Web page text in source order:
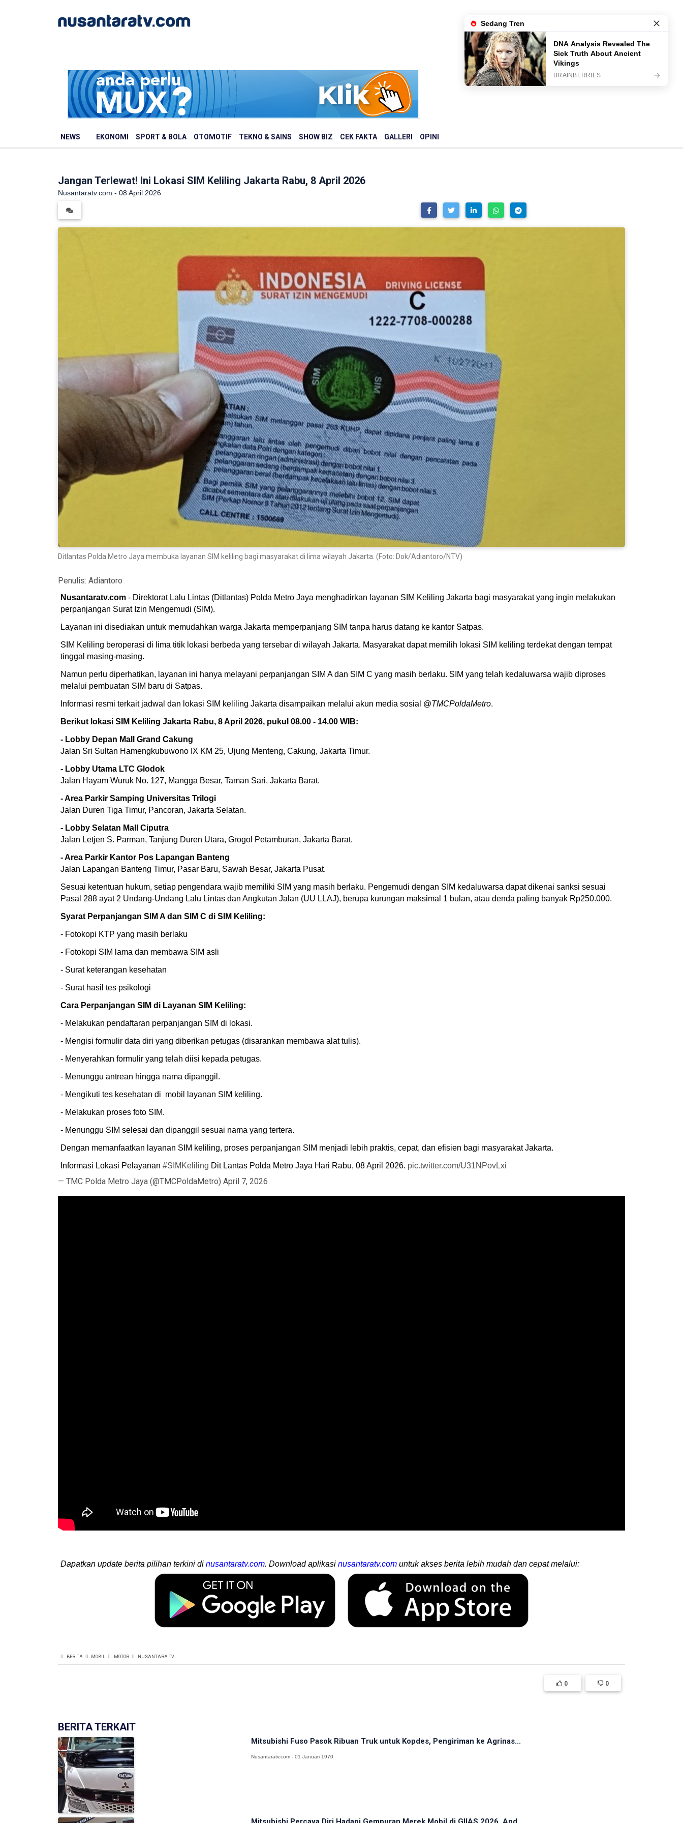
NEWS EKONOMI SPORT & BOLA OTOMOTIF TEKNO & SAINS SHOW BIZ CEK FAKTA GALLERI OPINI
Jangan Terlewat! Ini Lokasi SIM Keliling Jakarta Rabu, 8 April 2026
Nusantaratv.com - 08 April 2026
Ditlantas Polda Metro Jaya membuka layanan SIM keliling bagi masyarakat di lima wilayah Jakarta. (Foto: Dok/Adiantoro/NTV)
Penulis: Adiantoro
Nusantaratv.com - Direktorat Lalu Lintas (Ditlantas) Polda Metro Jaya menghadirkan layanan SIM Keliling Jakarta bagi masyarakat yang ingin melakukan
perpanjangan Surat Izin Mengemudi (SIM).
Layanan ini disediakan untuk memudahkan warga Jakarta memperpanjang SIM tanpa harus datang ke kantor Satpas.
SIM Keliling beroperasi di lima titik lokasi berbeda yang tersebar di wilayah Jakarta. Masyarakat dapat memilih lokasi SIM keliling terdekat dengan tempat
tinggal masing-masing.
Namun perlu diperhatikan, layanan ini hanya melayani perpanjangan SIM A dan SIM C yang masih berlaku. SIM yang telah kedaluwarsa wajib diproses
melalui pembuatan SIM baru di Satpas.
Informasi resmi terkait jadwal dan lokasi SIM keliling Jakarta disampaikan melalui akun media sosial @TMCPoldaMetro.
Berikut lokasi SIM Keliling Jakarta Rabu, 8 April 2026, pukul 08.00 - 14.00 WIB:
- Lobby Depan Mall Grand Cakung
Jalan Sri Sultan Hamengkubuwono IX KM 25, Ujung Menteng, Cakung, Jakarta Timur.
- Lobby Utama LTC Glodok
Jalan Hayam Wuruk No. 127, Mangga Besar, Taman Sari, Jakarta Barat.
- Area Parkir Samping Universitas Trilogi
Jalan Duren Tiga Timur, Pancoran, Jakarta Selatan.
- Lobby Selatan Mall Ciputra
Jalan Letjen S. Parman, Tanjung Duren Utara, Grogol Petamburan, Jakarta Barat.
- Area Parkir Kantor Pos Lapangan Banteng
Jalan Lapangan Banteng Timur, Pasar Baru, Sawah Besar, Jakarta Pusat.
Sesuai ketentuan hukum, setiap pengendara wajib memiliki SIM yang masih berlaku. Pengemudi dengan SIM kedaluwarsa dapat dikenai sanksi sesuai
Pasal 288 ayat 2 Undang-Undang Lalu Lintas dan Angkutan Jalan (UU LLAJ), berupa kurungan maksimal 1 bulan, atau denda paling banyak Rp250.000.
Syarat Perpanjangan SIM A dan SIM C di SIM Keliling:
- Fotokopi KTP yang masih berlaku
- Fotokopi SIM lama dan membawa SIM asli
- Surat keterangan kesehatan
- Surat hasil tes psikologi
Cara Perpanjangan SIM di Layanan SIM Keliling:
- Melakukan pendaftaran perpanjangan SIM di lokasi.
- Mengisi formulir data diri yang diberikan petugas (disarankan membawa alat tulis).
- Menyerahkan formulir yang telah diisi kepada petugas.
- Menunggu antrean hingga nama dipanggil.
- Mengikuti tes kesehatan di mobil layanan SIM keliling.
- Melakukan proses foto SIM.
- Menunggu SIM selesai dan dipanggil sesuai nama yang tertera.
Dengan memanfaatkan layanan SIM keliling, proses perpanjangan SIM menjadi lebih praktis, cepat, dan efisien bagi masyarakat Jakarta.
Informasi Lokasi Pelayanan #SIMKeliling Dit Lantas Polda Metro Jaya Hari Rabu, 08 April 2026. pic.twitter.com/U31NPovLxi
— TMC Polda Metro Jaya (@TMCPoldaMetro) April 7, 2026
Dapatkan update berita pilihan terkini di nusantaratv.com. Download aplikasi nusantaratv.com untuk akses berita lebih mudah dan cepat melalui:
BERITA MOBIL MOTOR NUSANTARA TV
0 0
BERITA TERKAIT
Mitsubishi Fuso Pasok Ribuan Truk untuk Kopdes, Pengiriman ke Agrinas...
Nusantaratv.com - 01 Januari 1970